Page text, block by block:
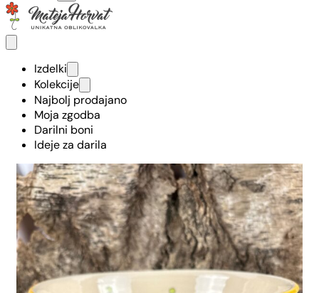
Izdelki
Kolekcije
Najbolj prodajano
Moja zgodba
Darilni boni
Ideje za darila